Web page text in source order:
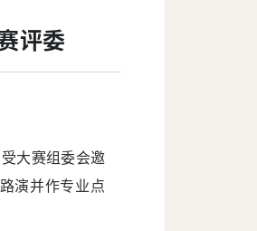
评委
大赛组委会邀
演并作专业点